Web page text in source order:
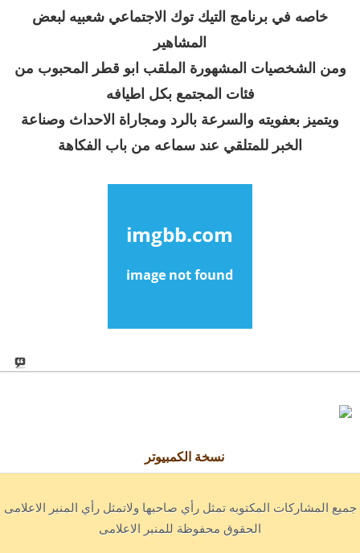
خاصه في برنامج التيك توك الاجتماعي شعبيه لبعض
المشاهير
ومن الشخصيات المشهورة الملقب ابو قطر المحبوب من
فئات المجتمع بكل اطيافه
ويتميز بعفويته والسرعة بالرد ومجاراة الاحداث وصناعة
الخبر للمتلقي عند سماعه من باب الفكاهة
نسخة الكمبيوتر
جميع المشاركات المكتوبه تمثل رأي صاحبها ولاتمثل رأي المنبر الاعلامى
الحقوق محفوظة للمنبر الاعلامى